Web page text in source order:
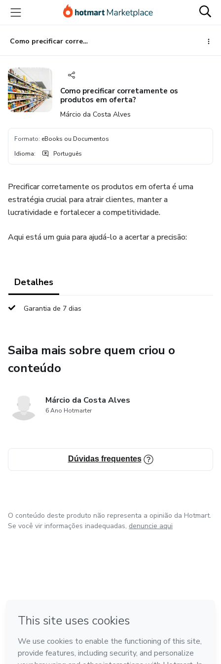
para
conteúdo
principal
para
pagamento
para
rodapé
Como precificar corretamente os produtos em oferta?
Como precificar corretamente os
produtos em oferta?
Márcio da Costa Alves
Formato: eBooks ou Documentos
Idioma: Português
Precificar corretamente os produtos em oferta é uma
estratégia crucial para atrair clientes, manter a
lucratividade e fortalecer a competitividade.
Aqui está um guia para ajudá-lo a acertar a precisão:
Detalhes
Garantia de 7 dias
Saiba mais sobre quem criou o
conteúdo
Márcio da Costa Alves
6 Ano Hotmarter
Dúvidas frequentes
O conteúdo deste produto não representa a opinião da Hotmart.
Se você vir informações inadequadas, denuncie aqui
Feito com ❤ na Cidade do México